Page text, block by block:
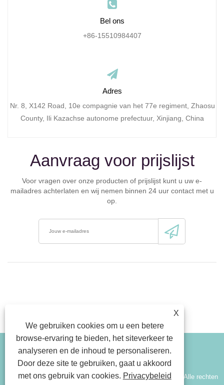
X
We gebruiken cookies om u een betere
browse-ervaring te bieden, het siteverkeer te
analyseren en de inhoud te personaliseren.
Door deze site te gebruiken, gaat u akkoord
met ons gebruik van cookies. Privacybeleid
Bel ons
+86-15510984407
Adres
Nr. 8, X142 Road, 10e compagnie van het 77e regiment, Zhaosu
County, Ili Kazachse autonome prefectuur, Xinjiang, China
Aanvraag voor prijslijst
Voor vragen over onze producten of prijslijst kunt u uw e-
mailadres achterlaten en wij nemen binnen 24 uur contact met u
op.
Link Sitemap RSS Xml Privacybeleid
Copyright © 2026 Xinjiang Wenxing Potato Industry Co., Ltd. Alle rechten